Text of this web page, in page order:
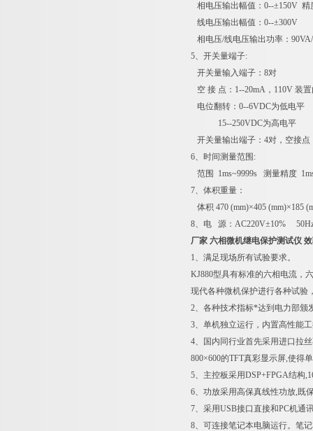
相电压输出幅值：0--±150V 精
线电压输出幅值：0--±300V
相电压/线电压输出功率：
5、开关量端子:
开关量输入端子：8对
空 接 点：1--20mA，110V 装
电位翻转：0--6VDC为低电平
15--250VDC为高电平
开关量输出端子：4对，空接
6、时间测量范围:
范围 1ms~9999s 测量精度
7、体积重量：
体积 470 (mm)×405 (mm)×185
8、电 源：AC220V±10%
厂家 六相微机继电保护测试仪
1、满足现场所有试验要求。
KJ880型具有标准的六相电流，
现代各种微机保护进行各种试验
2、各种技术指标*达到电力部颁
3、单机独立运行，内置高性能
4、国内同行业首先采用进口拉
800×600的TFT真彩显示屏,使得
5、主控板采用DSP+FPGA结构
6、功放采用高保真线性功放,既
7、采用USB接口直接和PC机通
8、可连接笔记本电脑运行。笔